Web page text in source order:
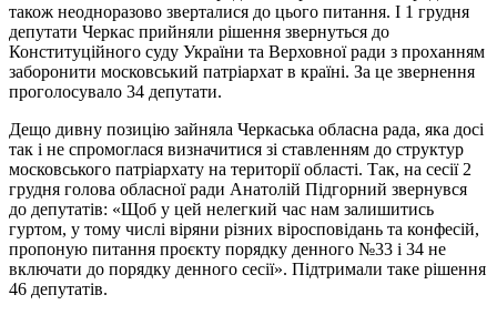
також неодноразово зверталися до цього питання. І 1 грудня
депутати Черкас прийняли рішення звернуться до
Конституційного суду України та Верховної ради з проханням
заборонити московський патріархат в країні. За це звернення
проголосувало 34 депутати.
Дещо дивну позицію зайняла Черкаська обласна рада, яка досі
так і не спромоглася визначитися зі ставленням до структур
московського патріархату на території області. Так, на сесії 2
грудня голова обласної ради Анатолій Підгорний звернувся
до депутатів: «Щоб у цей нелегкий час нам залишитись
гуртом, у тому числі віряни різних віросповідань та конфесій,
пропоную питання проєкту порядку денного №33 і 34 не
включати до порядку денного сесії». Підтримали таке рішення
46 депутатів.